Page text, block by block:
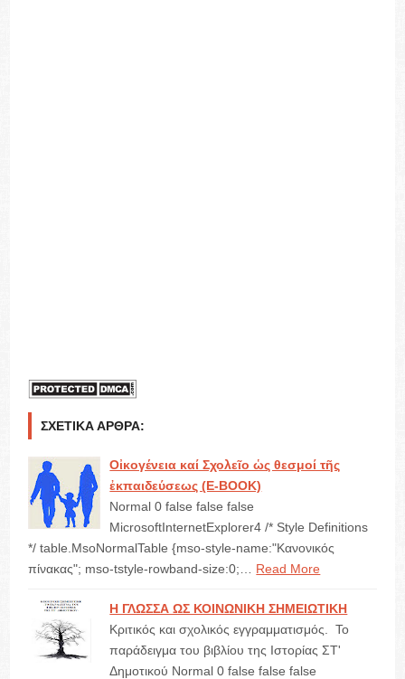
ΣΧΕΤΙΚΆ ΆΡΘΡΑ:
Οἰκογένεια καί Σχολεῖο ὡς θεσμοί τῆς
ἐκπαιδεύσεως (Ε-ΒΟΟΚ)
Normal 0 false false false
MicrosoftInternetExplorer4 /* Style Definitions
*/ table.MsoNormalTable {mso-style-name:"Κανονικός
πίνακας"; mso-tstyle-rowband-size:0;…
Read More
Η ΓΛΩΣΣΑ ΩΣ ΚΟΙΝΩΝΙΚΗ ΣΗΜΕΙΩΤΙΚΗ
Κριτικός και σχολικός εγγραμματισμός. Το
παράδειγμα του βιβλίου της Ιστορίας ΣΤ'
Δημοτικού Normal 0 false false false